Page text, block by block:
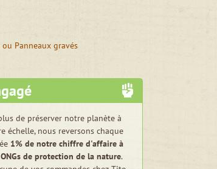
ou Panneaux gravés
de préserver notre planète à
échelle, nous reversons chaque
1% de notre chiffre d'affaire à
de protection de la nature.